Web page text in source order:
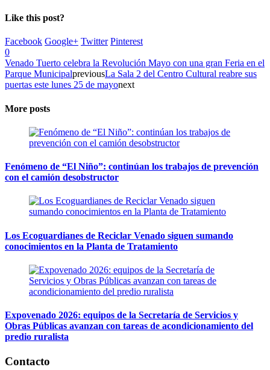
Like this post?
Facebook Google+ Twitter Pinterest
0
Venado Tuerto celebra la Revolución Mayo con una gran Feria en el
Parque MunicipalpreviousLa Sala 2 del Centro Cultural reabre sus
puertas este lunes 25 de mayonext
More posts
Fenómeno de “El Niño”: continúan los trabajos de prevención
con el camión desobstructor
Los Ecoguardianes de Reciclar Venado siguen sumando
conocimientos en la Planta de Tratamiento
Expovenado 2026: equipos de la Secretaría de Servicios y
Obras Públicas avanzan con tareas de acondicionamiento del
predio ruralista
Contacto